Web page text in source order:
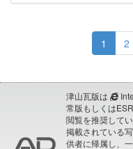
1 2
津山瓦版は
常版もしくはESR
閲覧を推奨してい
掲載されている
供者に帰属し、